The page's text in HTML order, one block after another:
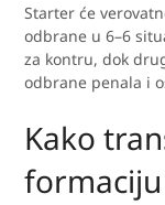
Starter će
odbrane u 6–6
za kontru, dok
odbrane penala i
Kako